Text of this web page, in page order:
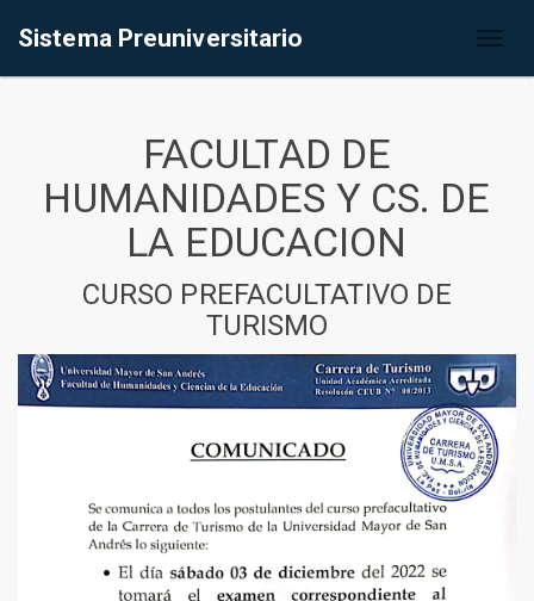
Sistema Preuniversitario
FACULTAD DE
HUMANIDADES Y CS. DE
LA EDUCACION
CURSO PREFACULTATIVO DE
TURISMO